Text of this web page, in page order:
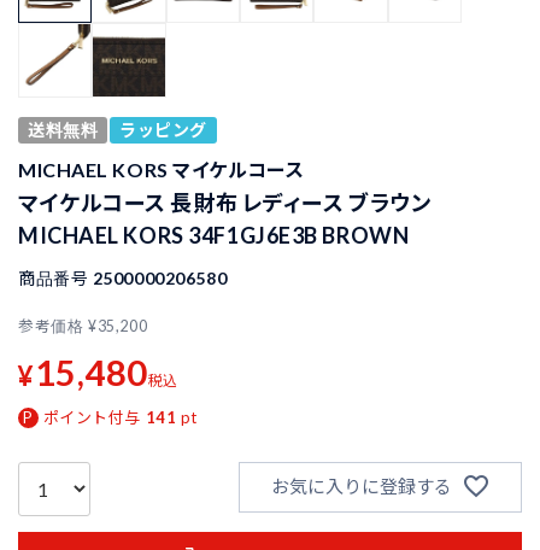
送料無料 ラッピング
MICHAEL KORS マイケルコース
マイケルコース 長財布 レディース ブラウン
MICHAEL KORS 34F1GJ6E3B BROWN
商品番号 2500000206580
参考価格 ¥35,200
¥15,480税込
ポイント付与 141 pt
お気に入りに登録する